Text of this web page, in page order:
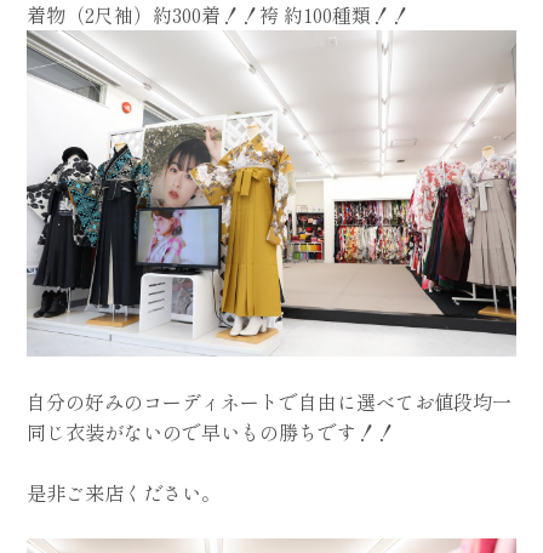
着物（2尺袖）約300着！！袴 約100種類！！
自分の好みのコーディネートで自由に選べてお値段均一
同じ衣装がないので早いもの勝ちです！！
是非ご来店ください。